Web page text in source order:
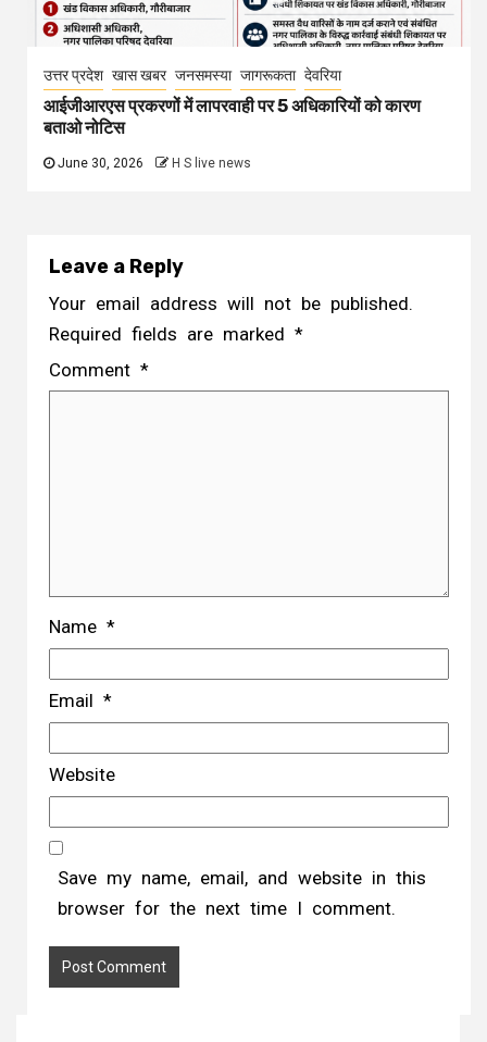
उत्तर प्रदेश खास खबर जनसमस्या जागरूकता देवरिया
आईजीआरएस प्रकरणों में लापरवाही पर 5 अधिकारियों को कारण
बताओ नोटिस
June 30, 2026 H S live news
Leave a Reply
Your email address will not be published.
Required fields are marked *
Comment *
Name *
Email *
Website
Save my name, email, and website in this
browser for the next time I comment.